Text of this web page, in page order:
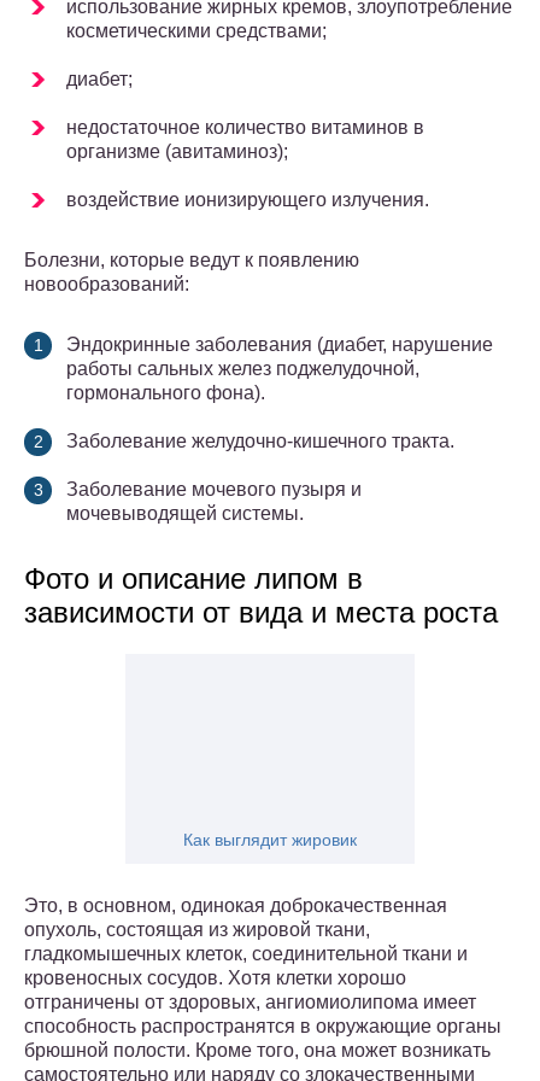
использование жирных кремов, злоупотребление
косметическими средствами;
диабет;
недостаточное количество витаминов в
организме (авитаминоз);
воздействие ионизирующего излучения.
Болезни, которые ведут к появлению
новообразований:
Эндокринные заболевания (диабет, нарушение
работы сальных желез поджелудочной,
гормонального фона).
Заболевание желудочно-кишечного тракта.
Заболевание мочевого пузыря и
мочевыводящей системы.
Фото и описание липом в
зависимости от вида и места роста
Как выглядит жировик
Это, в основном, одинокая доброкачественная
опухоль, состоящая из жировой ткани,
гладкомышечных клеток, соединительной ткани и
кровеносных сосудов. Хотя клетки хорошо
отграничены от здоровых, ангиомиолипома имеет
способность распространятся в окружающие органы
брюшной полости. Кроме того, она может возникать
самостоятельно или наряду со злокачественными